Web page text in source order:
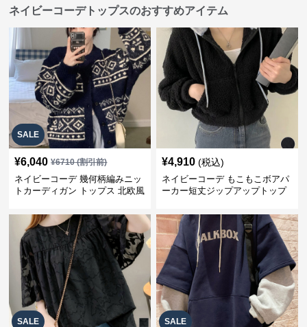
ネイビーコーデトップスのおすすめアイテム
SALE
¥6,040 ¥6710(割引前)
ネイビーコーデ 幾何柄編みニッ
トカーディガン トップス 北欧風
¥4,910 (税込)
ネイビーコーデ もこもこボアパ
ーカー短丈ジップアップトップ
SALE SALE